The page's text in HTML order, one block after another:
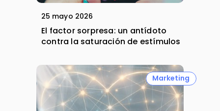
25 mayo 2026
El factor sorpresa: un antídoto
contra la saturación de estímulos
Marketing